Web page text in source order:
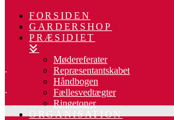
FORSIDEN
GARDERSHOP
PRÆSIDIET
Mødereferater
Repræsentantskabet
Håndbogen
Fællesvedtægter
Ringetoner
ORGANISATION
.
.